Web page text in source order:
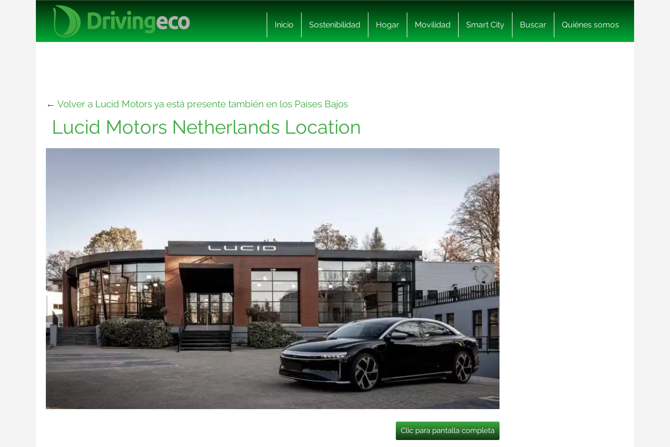
Inicio Sostenibilidad Hogar Movilidad Smart City Buscar Quiénes somos
← Volver a Lucid Motors ya está presente también en los Países Bajos
Lucid Motors Netherlands Location
Clic para pantalla completa